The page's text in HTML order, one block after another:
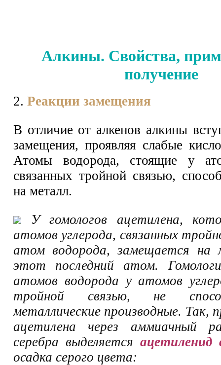
Алкины. Свойства,
получение
2. Реакции замещения
В отличие от алкенов алкины
замещения, проявляя слабые
Атомы водорода, стоящие у
связанных тройной связью,
на металл.
У гомологов ацетилена,
атомов углерода, связанных
атом водорода, замещается на
этот последний атом.
атомов водорода у атомов
тройной связью, не
металлические производные. Так,
ацетилена через аммиачный
серебра выделяется ацетиленид
осадка серого цвета: